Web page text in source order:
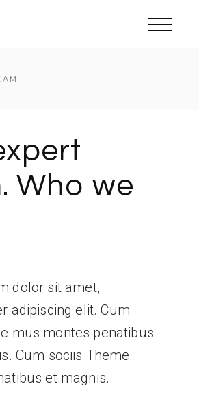
Who we
dolor sit amet,
adipiscing elit. Cum
mus montes penatibus
Cum sociis Theme
et magnis..